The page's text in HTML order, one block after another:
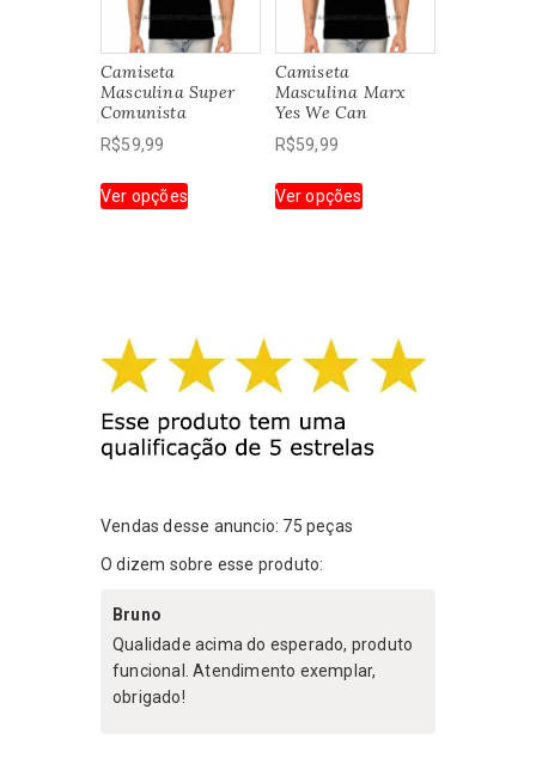
escolhidas
na
ser
escolhidas
página
Camiseta
Masculina Super
Comunista
R$59,99
Ver opçõesproduto
opções
podem
ser
escolhidas
na
produto
Camiseta
Masculina Marx
Yes We Can
R$59,99
Ver opçõesproduto
opções
podem
ser
na
Vendas desse anuncio: 75 peças
O dizem sobre esse produto:
Bruno
Qualidade acima do esperado, produto
funcional. Atendimento exemplar,
obrigado!